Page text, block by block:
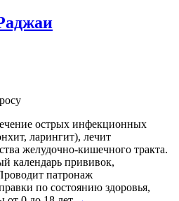
острых инфекционных
ларингит), лечит
желудочно-кишечного тракта.
календарь прививок,
патронаж
по состоянию здоровья,